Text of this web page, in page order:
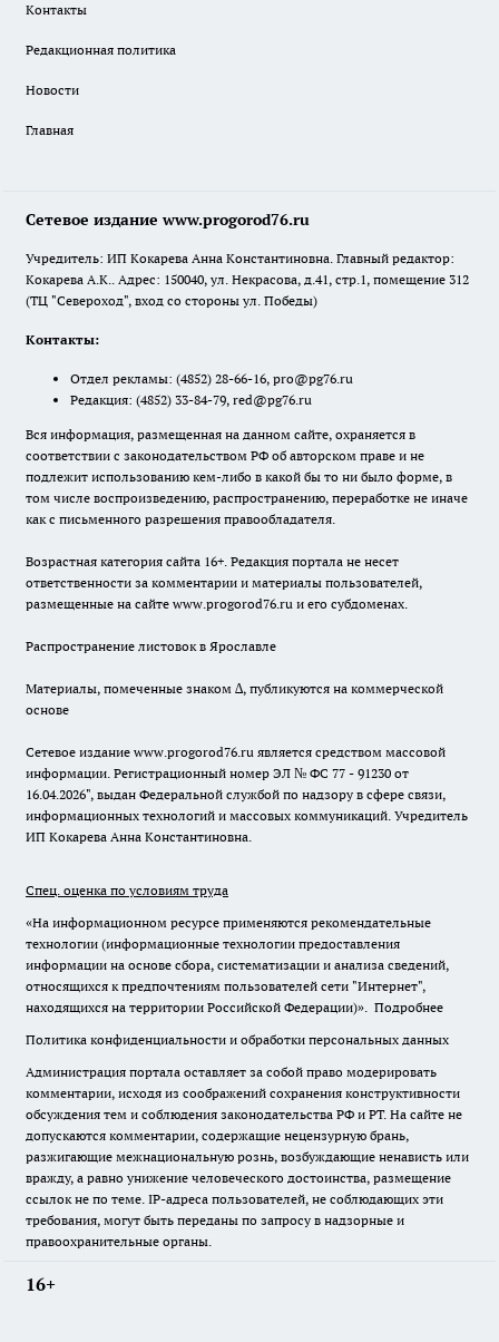
Контакты
Редакционная политика
Новости
Главная
Сетевое издание www.progorod76.ru
Учредитель: ИП Кокарева Анна Константиновна. Главный редактор:
Кокарева А.К.. Адрес: 150040, ул. Некрасова, д.41, стр.1, помещение 312
(ТЦ "Североход", вход со стороны ул. Победы)
Контакты:
Отдел рекламы: (4852) 28-66-16, pro@pg76.ru
Редакция: (4852) 33-84-79, red@pg76.ru
Вся информация, размещенная на данном сайте, охраняется в
соответствии с законодательством РФ об авторском праве и не
подлежит использованию кем-либо в какой бы то ни было форме, в
том числе воспроизведению, распространению, переработке не иначе
как с письменного разрешения правообладателя.
Возрастная категория сайта 16+. Редакция портала не несет
ответственности за комментарии и материалы пользователей,
размещенные на сайте www.progorod76.ru и его субдоменах.
Распространение листовок в Ярославле
Материалы, помеченные знаком ∆, публикуются на коммерческой
основе
Сетевое издание www.progorod76.ru является средством массовой
информации. Регистрационный номер ЭЛ № ФС 77 - 91230 от
16.04.2026", выдан Федеральной службой по надзору в сфере связи,
информационных технологий и массовых коммуникаций. Учредитель
ИП Кокарева Анна Константиновна.
Спец. оценка по условиям труда
«На информационном ресурсе применяются рекомендательные
технологии (информационные технологии предоставления
информации на основе сбора, систематизации и анализа сведений,
относящихся к предпочтениям пользователей сети "Интернет",
находящихся на территории Российской Федерации)». Подробнее
Политика конфиденциальности и обработки персональных данных
Администрация портала оставляет за собой право модерировать
комментарии, исходя из соображений сохранения конструктивности
обсуждения тем и соблюдения законодательства РФ и РТ. На сайте не
допускаются комментарии, содержащие нецензурную брань,
разжигающие межнациональную рознь, возбуждающие ненависть или
вражду, а равно унижение человеческого достоинства, размещение
ссылок не по теме. IP-адреса пользователей, не соблюдающих эти
требования, могут быть переданы по запросу в надзорные и
правоохранительные органы.
16+